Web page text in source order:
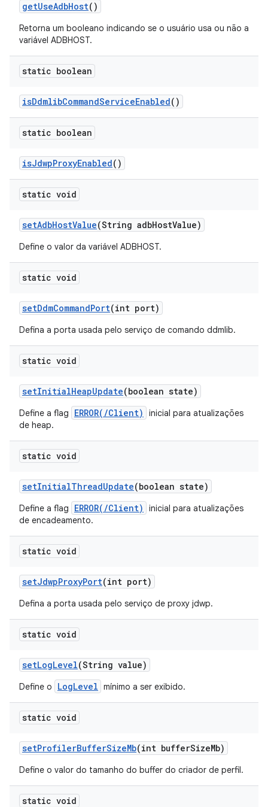
getUseAdbHost()
Retorna um booleano indicando se o usuário usa ou não a
variável ADBHOST.
static boolean
isDdmlibCommandServiceEnabled()
static boolean
isJdwpProxyEnabled()
static void
setAdbHostValue(String adbHostValue)
Define o valor da variável ADBHOST.
static void
setDdmCommandPort(int port)
Defina a porta usada pelo serviço de comando ddmlib.
static void
setInitialHeapUpdate(boolean state)
Define a flag ERROR(/Client)
inicial para atualizações
de heap.
static void
setInitialThreadUpdate(boolean state)
Define a flag ERROR(/Client)
inicial para atualizações
de encadeamento.
static void
setJdwpProxyPort(int port)
Defina a porta usada pelo serviço de proxy jdwp.
static void
setLogLevel(String value)
Define o LogLevel mínimo a ser exibido.
static void
setProfilerBufferSizeMb(int bufferSizeMb)
Define o valor do tamanho do buffer do criador de perfil.
static void